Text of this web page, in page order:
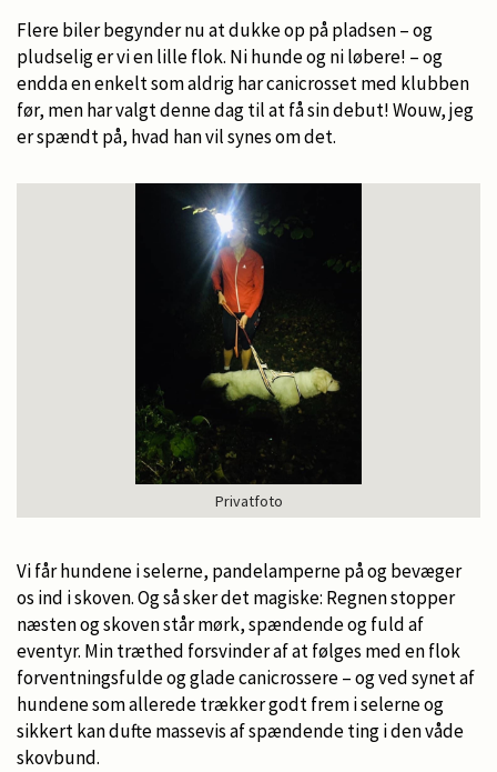
Flere biler begynder nu at dukke op på pladsen – og
pludselig er vi en lille flok. Ni hunde og ni løbere! – og
endda en enkelt som aldrig har canicrosset med klubben
før, men har valgt denne dag til at få sin debut! Wouw, jeg
er spændt på, hvad han vil synes om det.
Privatfoto
Vi får hundene i selerne, pandelamperne på og bevæger
os ind i skoven. Og så sker det magiske: Regnen stopper
næsten og skoven står mørk, spændende og fuld af
eventyr. Min træthed forsvinder af at følges med en flok
forventningsfulde og glade canicrossere – og ved synet af
hundene som allerede trækker godt frem i selerne og
sikkert kan dufte massevis af spændende ting i den våde
skovbund.